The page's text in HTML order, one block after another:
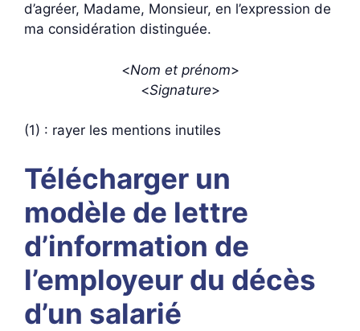
d’agréer, Madame, Monsieur, en l’expression de
ma considération distinguée.
<Nom et prénom>
<Signature>
(1) : rayer les mentions inutiles
Télécharger un
modèle de lettre
d’information de
l’employeur du décès
d’un salarié